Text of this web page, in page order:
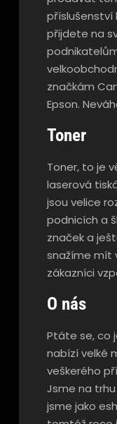
příslušenství
přijdete na
značkám
Epson.
Toner
Toner, to je
laserová
jsou velice
podnicích a
značek a
snažíme mít
zákazníci
O nás
Ptáte se, co
nabízí velké
veškerého
Jsme na trhu
jsme jako